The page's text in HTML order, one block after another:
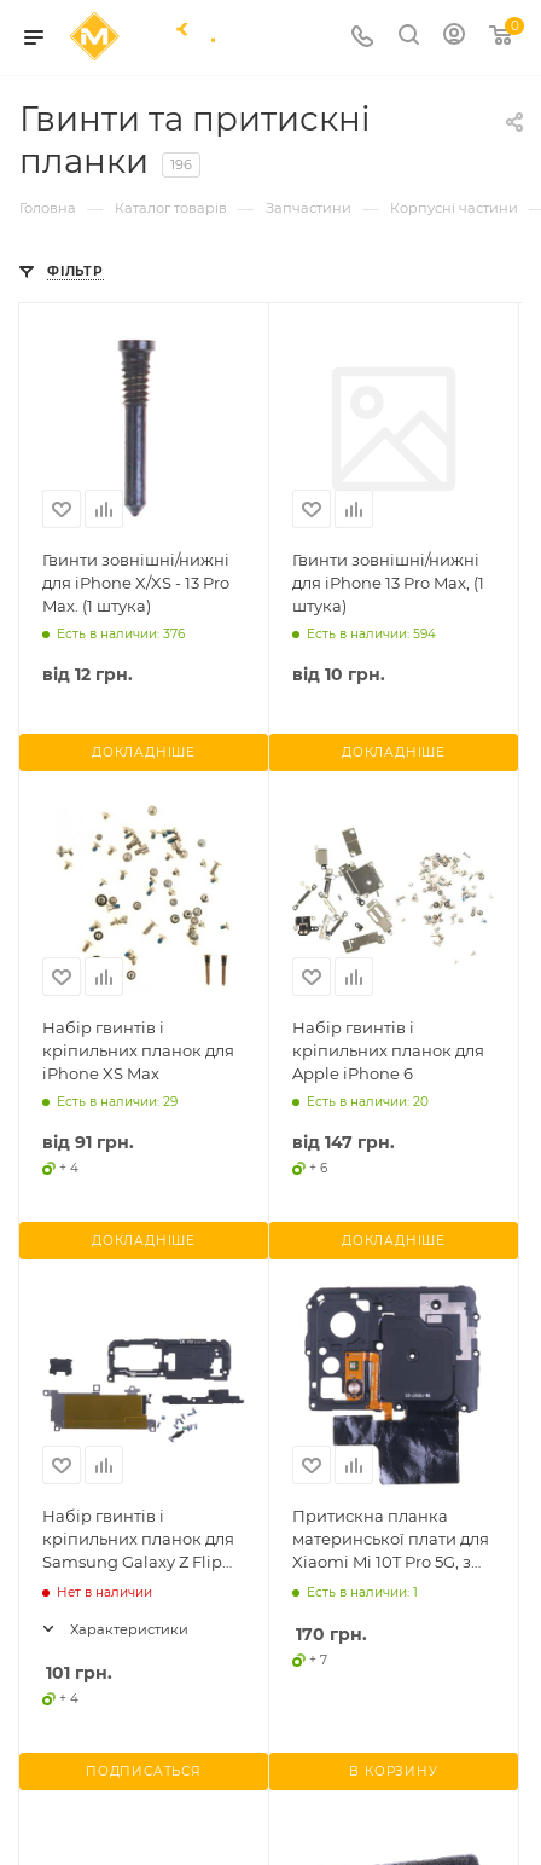
0
Гвинти та притискні
планки
196
Головна — Каталог товарів — Запчастини — Корпусні частини
ФІЛЬТР
Гвинти зовнішні/нижні
для iPhone X/XS - 13 Pro
Max. (1 штука)
Есть в наличии: 376
від 12 грн.
ДОКЛАДНІШЕ
Гвинти зовнішні/нижні
для iPhone 13 Pro Max, (1
штука)
Есть в наличии: 594
від 10 грн.
ДОКЛАДНІШЕ
Набір гвинтів і
кріпильних планок для
iPhone XS Max
Есть в наличии: 29
від 91 грн.
+ 4
ДОКЛАДНІШЕ
Набір гвинтів і
кріпильних планок для
Apple iPhone 6
Есть в наличии: 20
від 147 грн.
+ 6
ДОКЛАДНІШЕ
Набір гвинтів і
кріпильних планок для
Samsung Galaxy Z Flip
F700, оригінал (знятий з
Нет в наличии
Характеристики
101 грн.
+ 4
ПОДПИСАТЬСЯ
Притискна планка
материнської плати для
Xiaomi Mi 10T Pro 5G, з
антеною NFC, оригінал
Есть в наличии: 1
170 грн.
+ 7
В КОРЗИНУ